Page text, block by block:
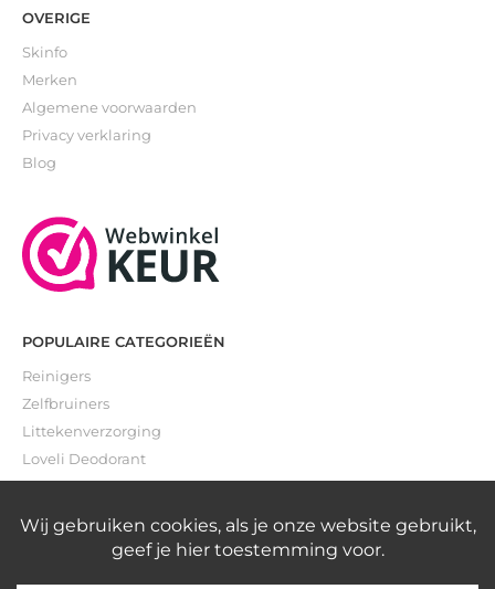
OVERIGE
Skinfo
Merken
Algemene voorwaarden
Privacy verklaring
Blog
POPULAIRE CATEGORIEËN
Reinigers
Zelfbruiners
Littekenverzorging
Loveli Deodorant